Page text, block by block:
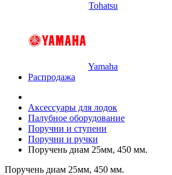
Tohatsu
Yamaha
Распродажа
Аксессуары для лодок
Палубное оборудование
Поручни и ступени
Поручни и ручки
Поручень диам 25мм, 450 мм.
Поручень диам 25мм, 450 мм.